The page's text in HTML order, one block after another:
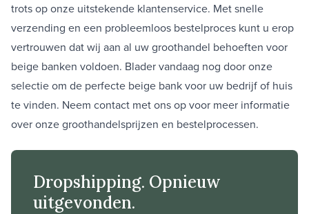
trots op onze uitstekende klantenservice. Met snelle
verzending en een probleemloos bestelproces kunt u erop
vertrouwen dat wij aan al uw groothandel behoeften voor
beige banken voldoen. Blader vandaag nog door onze
selectie om de perfecte beige bank voor uw bedrijf of huis
te vinden. Neem contact met ons op voor meer informatie
over onze groothandelsprijzen en bestelprocessen.
Dropshipping. Opnieuw
uitgevonden.